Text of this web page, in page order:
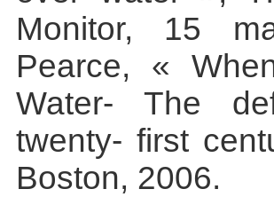
Monitor, 15
Pearce, «
Water- The
twenty- first
Boston, 2006.